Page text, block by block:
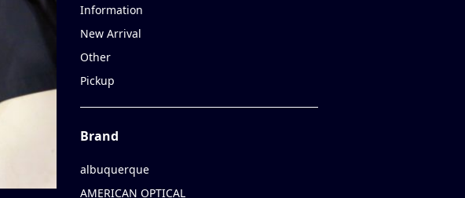
Information
New Arrival
Other
Pickup
Brand
albuquerque
AMERICAN OPTICAL